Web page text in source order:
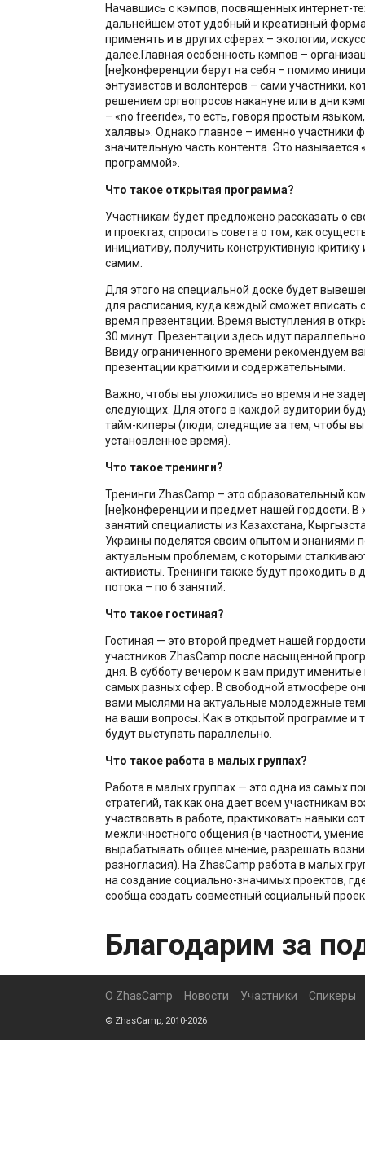
Начавшись с кэмпов, посвященных интернет-
дальнейшем этот удобный и креативный
применять и в других сферах – экологии,
далее.Главная особенность кэмпов –
[не]конференции берут на себя – помимо
энтузиастов и волонтеров – сами участники,
решением оргвопросов накануне или в дни
– «no freeride», то есть, говоря простым
халявы». Однако главное – именно участники
значительную часть контента. Это называется
программой».
Что такое открытая программа?
Участникам будет предложено рассказать о
и проектах, спросить совета о том, как
инициативу, получить конструктивную критику
самим.
Для этого на специальной доске будет
для расписания, куда каждый сможет вписать
время презентации. Время выступления в
30 минут. Презентации здесь идут
Ввиду ограниченного времени рекомендуем
презентации краткими и содержательными.
Важно, чтобы вы уложились во время и не
следующих. Для этого в каждой аудитории
тайм-киперы (люди, следящие за тем, чтобы
установленное время).
Что такое тренинги?
Тренинги ZhasCamp – это образовательный
[не]конференции и предмет нашей гордости. В
занятий специалисты из Казахстана,
Украины поделятся своим опытом и знаниями
актуальным проблемам, с которыми
активисты. Тренинги также будут проходить в
потока – по 6 занятий.
Что такое гостиная?
Гостиная — это второй предмет нашей
участников ZhasCamp после насыщенной
дня. В субботу вечером к вам придут именитые
самых разных сфер. В свободной атмосфере
вами мыслями на актуальные молодежные
на ваши вопросы. Как в открытой программе и
будут выступать параллельно.
Что такое работа в малых группах?
Работа в малых группах — это одна из самых
стратегий, так как она дает всем участникам
участвовать в работе, практиковать навыки
межличностного общения (в частности,
вырабатывать общее мнение, разрешать
разногласия). На ZhasCamp работа в малых
на создание социально-значимых проектов,
сообща создать совместный социальный
Благодарим за
О ZhasCamp Новости Участники Спикеры
© ZhasCamp, 2010-2026